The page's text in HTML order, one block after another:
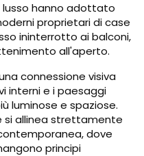
lusso hanno adottato
proprietari di case
ininterrotto ai balconi,
all'aperto.
connessione visiva
interni e i paesaggi
luminose e spaziose.
allinea strettamente
dove
principi